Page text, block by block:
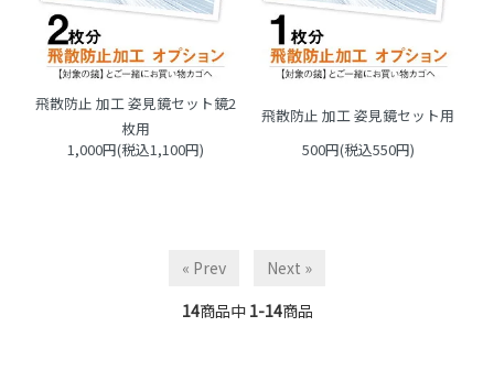
飛散防止 加工 姿見鏡セット鏡2
枚用
1,000円(税込1,100円)
飛散防止 加工 姿見鏡セット用
500円(税込550円)
« Prev
Next »
14商品中 1-14商品